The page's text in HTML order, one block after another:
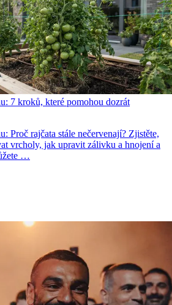
7 kroků, které pomohou dozrát
Proč rajčata stále nečervenají? Zjistěte,
vrcholy, jak upravit zálivku a hnojení a
…